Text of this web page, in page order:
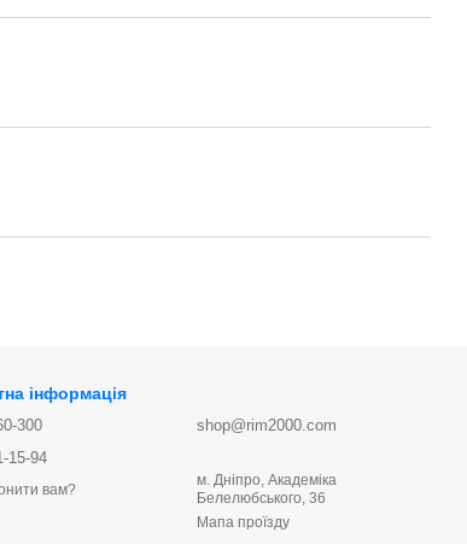
інформація
300
15-94
вам?
shop@rim2000.com
м. Дніпро, Академіка
Белелюбського, 36
Мапа проїзду